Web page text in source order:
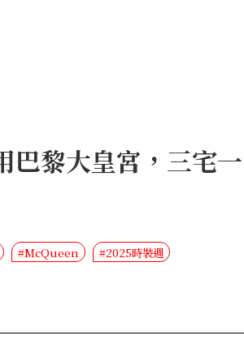
黎大皇宮，三宅一
#McQueen #2025時裝週